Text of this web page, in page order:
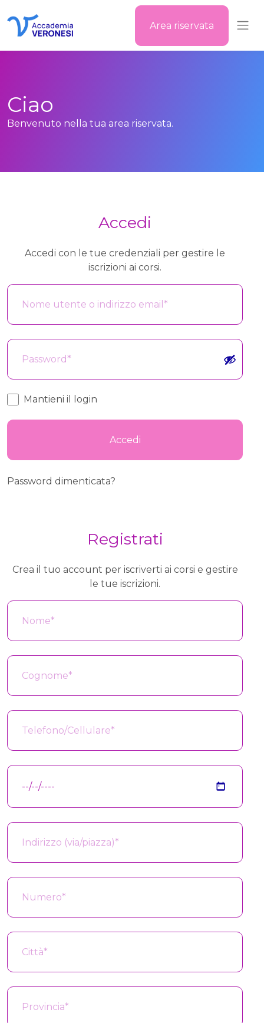
Area riservata
Ciao
Benvenuto nella tua area riservata.
Accedi
Accedi con le tue credenziali per gestire le
iscrizioni ai corsi.
Nome utente o indirizzo email
Password
Mantieni il login
Accedi
Password dimenticata?
Registrati
Crea il tuo account per iscriverti ai corsi e gestire
le tue iscrizioni.
Nome
Cognome
Telefono/Cellulare
Data di nascita
Indirizzo (via/piazza)
Numero
Città
Provincia